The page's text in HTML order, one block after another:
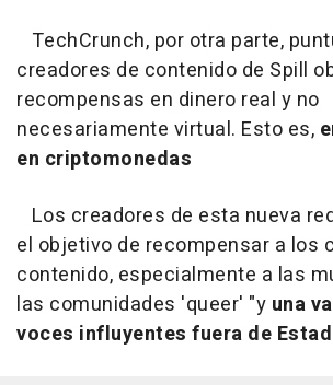
TechCrunch, por otra parte,
creadores de contenido de Spill
recompensas en dinero real y no
necesariamente virtual. Esto es,
en criptomonedas
Los creadores de esta nueva
el objetivo de recompensar a los
contenido, especialmente a las
las comunidades 'queer' "y una
voces influyentes fuera de